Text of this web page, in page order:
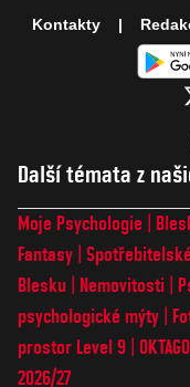
Další témata z
Moje Psychologie
Fantasy
Blesku
Nemovitosti
psychologické mýty
prostor Level 9
2026/27
Kontakty